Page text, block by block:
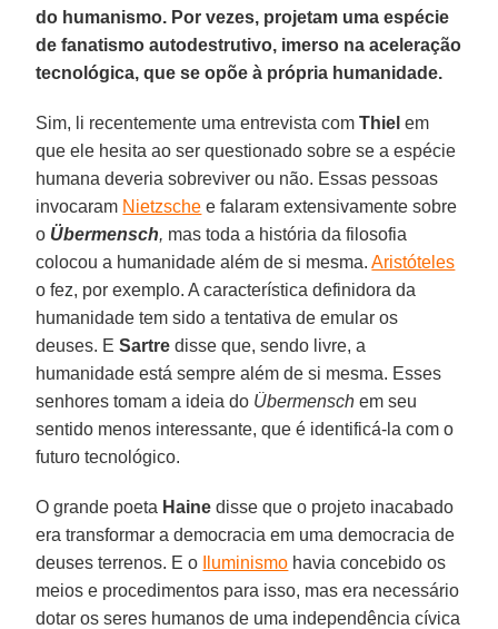
do humanismo. Por vezes, projetam uma espécie
de fanatismo autodestrutivo, imerso na aceleração
tecnológica, que se opõe à própria humanidade.
Sim, li recentemente uma entrevista comThiel em
que ele hesita ao ser questionado sobre se a espécie
humana deveria sobreviver ou não. Essas pessoas
invocaram Nietzsche e falaram extensivamente sobre
o Übermensch, mas toda a história da filosofia
colocou a humanidade além de si mesma.Aristóteles
o fez, por exemplo. A característica definidora da
humanidade tem sido a tentativa de emular os
deuses. ESartre disse que, sendo livre, a
humanidade está sempre além de si mesma. Esses
senhores tomam a ideia do Übermensch em seu
sentido menos interessante, que é identificá-la com o
futuro tecnológico.
O grande poeta Haine disse que o projeto inacabado
era transformar a democracia em uma democracia de
deuses terrenos. E o
Iluminismo havia concebido os
meios e procedimentos para isso, mas era necessário
dotar os seres humanos de uma independência cívica